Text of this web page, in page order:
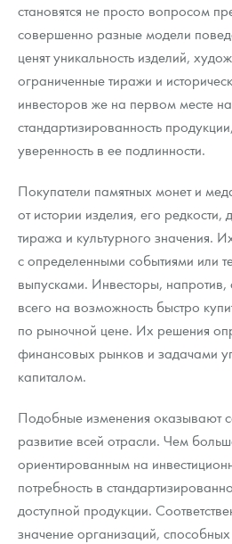
становятся не просто вопросом
совершенно разные модели
ценят уникальность изделий,
ограниченные тиражи и
инвесторов же на первом месте
стандартизированность
уверенность в ее подлинности.
Покупатели памятных монет и
от истории изделия, его
тиража и культурного значения.
с определенными событиями или
выпусками. Инвесторы, напротив,
всего на возможность быстро
по рыночной цене. Их решения
финансовых рынков и задачами
капиталом.
Подобные изменения оказывают
развитие всей отрасли. Чем
ориентированным на
потребность в
доступной продукции.
значение организаций,